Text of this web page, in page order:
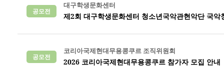
공모전
대구학생문화센터
제2회 대구학생문화센터 청소년국악관현악단 국악
공모전
코리아국제현대무용콩쿠르 조직위원회
2026 코리아국제현대무용콩쿠르 참가자 모집 안내